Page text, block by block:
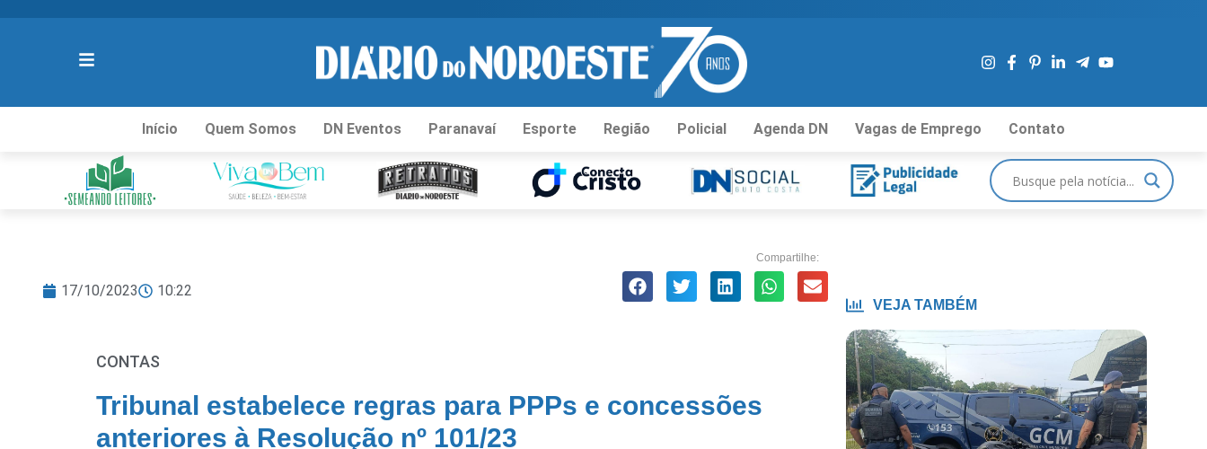
Início Quem Somos DN Eventos Paranavaí Esporte Região Policial Agenda DN Vagas de Emprego Contato
17/10/2023 10:22
Compartilhe:
CONTAS
Tribunal estabelece regras para PPPs e concessões
anteriores à Resolução nº 101/23
VEJA TAMBÉM